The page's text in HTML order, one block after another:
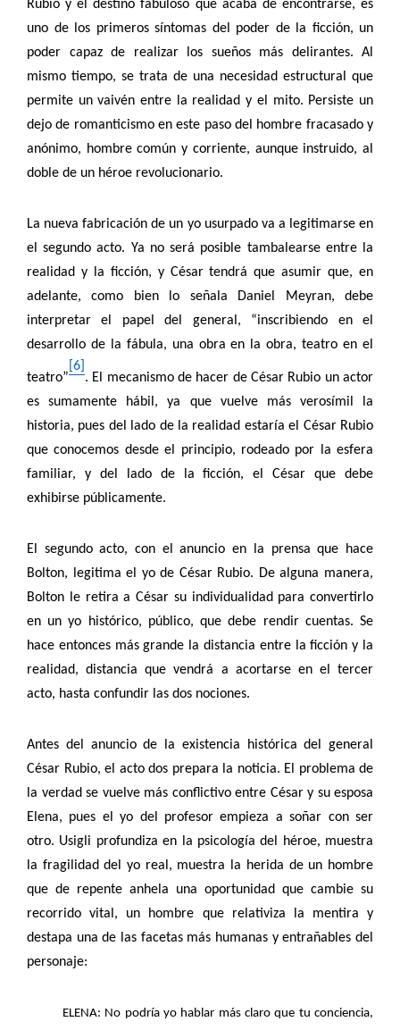
Rubio y el destino fabuloso que acaba de encontrarse, es
uno de los primeros síntomas del poder de la ficción, un
poder capaz de realizar los sueños más delirantes. Al
mismo tiempo, se trata de una necesidad estructural que
permite un vaivén entre la realidad y el mito. Persiste un
dejo de romanticismo en este paso del hombre fracasado y
anónimo, hombre común y corriente, aunque instruido, al
doble de un héroe revolucionario.
La nueva fabricación de un yo usurpado va a legitimarse en
el segundo acto. Ya no será posible tambalearse entre la
realidad y la ficción, y César tendrá que asumir que, en
adelante, como bien lo señala Daniel Meyran, debe
interpretar el papel del general, “inscribiendo en el
desarrollo de la fábula, una obra en la obra, teatro en el
teatro”
[6]
. El mecanismo de hacer de César Rubio un actor
es sumamente hábil, ya que vuelve más verosímil la
historia, pues del lado de la realidad estaría el César Rubio
que conocemos desde el principio, rodeado por la esfera
familiar, y del lado de la ficción, el César que debe
exhibirse públicamente.
El segundo acto, con el anuncio en la prensa que hace
Bolton, legitima el yo de César Rubio. De alguna manera,
Bolton le retira a César su individualidad para convertirlo
en un yo histórico, público, que debe rendir cuentas. Se
hace entonces más grande la distancia entre la ficción y la
realidad, distancia que vendrá a acortarse en el tercer
acto, hasta confundir las dos nociones.
Antes del anuncio de la existencia histórica del general
César Rubio, el acto dos prepara la noticia. El problema de
la verdad se vuelve más conflictivo entre César y su esposa
Elena, pues el yo del profesor empieza a soñar con ser
otro. Usigli profundiza en la psicología del héroe, muestra
la fragilidad del yo real, muestra la herida de un hombre
que de repente anhela una oportunidad que cambie su
recorrido vital, un hombre que relativiza la mentira y
destapa una de las facetas más humanas y entrañables del
personaje:
ELENA: No podría yo hablar más claro que tu conciencia,